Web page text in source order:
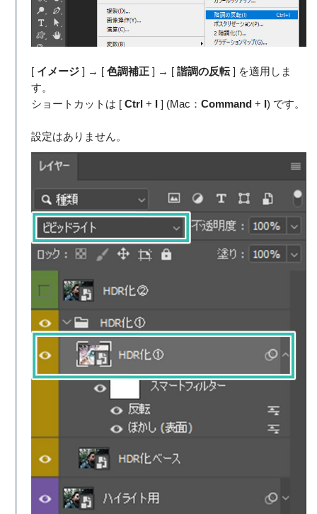
[ イメージ] → [ 色調補正] → [ 諧調の反転] を適用しま
す。
ショートカットは [ Ctrl + ] (Mac： Command + ) です。
設定はありません。